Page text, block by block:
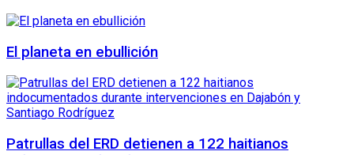
El planeta en ebullición
Patrullas del ERD detienen a 122 haitianos